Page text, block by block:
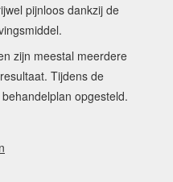
pijnloos dankzij de
zijn meestal meerdere
Tijdens de
opgesteld.